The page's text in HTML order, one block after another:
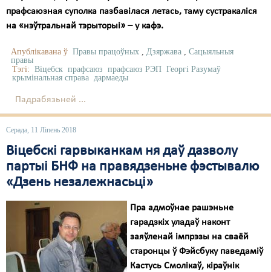
прафсаюзная суполка пазбавілася летась, таму сустракаліся
на «нэўтральнай тэрыторыі» – у кафэ.
Апублікавана ў Правы працоўных , Дзяржава , Сацыяльныя
правы
Тэгі: Віцебск прафсаюз прафсаюз РЭП Георгі Разумаў
крымінальная справа дармаеды
Падрабязьней ...
Серада, 11 Ліпень 2018
Віцебскі гарвыканкам ня даў дазволу
партыі БНФ на правядзеньне фэстывалю
«Дзень незалежнасьці»
Пра адмоўнае рашэньне
гарадзкіх уладаў наконт
заяўленай імпрэзы на сваёй
старонцы ў Фэйсбуку паведаміў
Кастусь Смолікаў, кіраўнік